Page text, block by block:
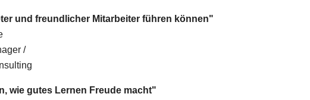
und freundlicher Mitarbeiter führen können"
/
wie gutes Lernen Freude macht"